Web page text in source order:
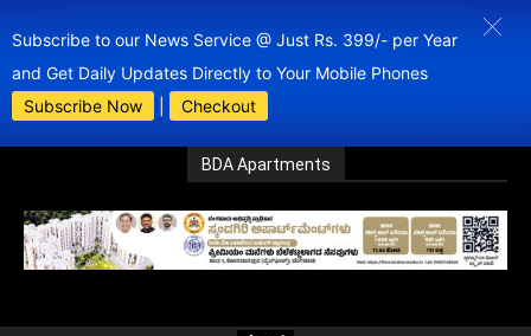
Subscribe to our News Service @ Just Rs. 399/- per Year
and Get Daily Updates Directly to Your Mobile Phones
Subscribe Now
Checkout
BDA Apartments